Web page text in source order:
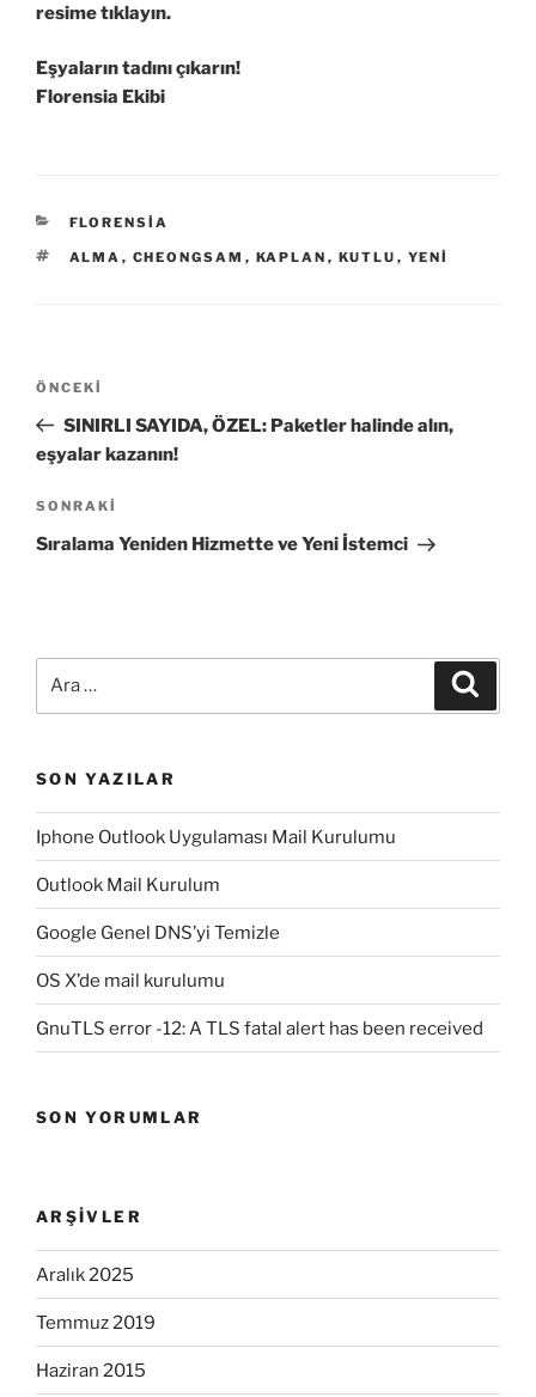
resime tıklayın.
Eşyaların tadını çıkarın!
Florensia Ekibi
KATEGORILER
FLORENSIA
ETIKETLER
ALMA , CHEONGSAM , KAPLAN , KUTLU , YENI
Yazı
Önceki
Yazı
ÖNCEKI
SINIRLI SAYIDA, ÖZEL: Paketler halinde alın,
eşyalar kazanın!
Sonraki
Yazı
SONRAKI
Sıralama Yeniden Hizmette ve Yeni İstemci
SON YAZILAR
Iphone Outlook Uygulaması Mail Kurulumu
Outlook Mail Kurulum
Google Genel DNS’yi Temizle
OS X’de mail kurulumu
GnuTLS error -12: A TLS fatal alert has been received
SON YORUMLAR
ARŞIVLER
Aralık 2025
Temmuz 2019
Haziran 2015